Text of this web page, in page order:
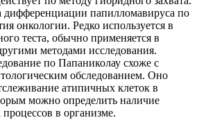
дифференциации папилломавируса по
онкологии. Редко используется в
теста, обычно применяется в
методами исследования.
по Папаниколау схоже с
обследованием. Оно
атипичных клеток в
можно определить наличие
в организме.